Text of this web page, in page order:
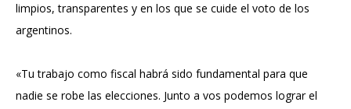
limpios, transparentes y en los que se cuide el voto de los
argentinos.
«Tu trabajo como fiscal habrá sido fundamental para que
nadie se robe las elecciones. Junto a vos podemos lograr el